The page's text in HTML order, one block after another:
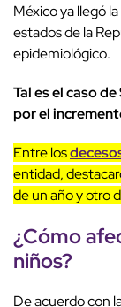
México ya llegó
estados de la
epidemiológico.
Tal es el caso
por el
Entre los
entidad,
de un año y otro
¿Cómo
niños?
De acuerdo con